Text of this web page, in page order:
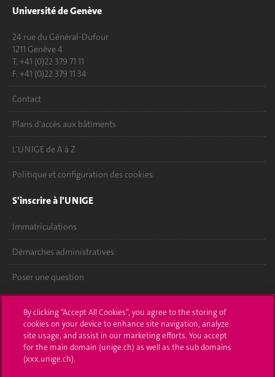
Université de Genève
24 rue du Général-Dufour
1211 Genève 4
T. +41 (0)22 379 71 11
F. +41 (0)22 379 11 34
Contact
Plans d'accès aux bâtiments
L'UNIGE de A à Z
Politique et configuration des cookies
S'inscrire à l'UNIGE
Immatriculations
Démarches administratives
Poser une question
UNIGE Mobile
Médias
By clicking “Accept All Cookies”, you agree to the storing of
cookies on your device to enhance site navigation, analyze
site usage, and assist in our marketing efforts. You accept
for the main domain (unige.ch) as well as the sub domains
(xxx.unige.ch).